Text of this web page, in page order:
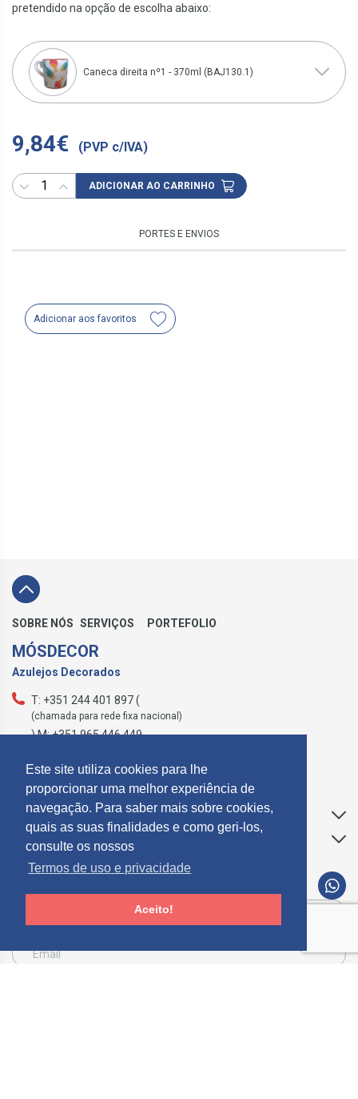
Este site utiliza cookies para lhe
proporcionar uma melhor experiência de
navegação. Para saber mais sobre cookies,
quais as suas finalidades e como geri-los,
consulte os nossos
Termos de uso e privacidade
Aceito!
pretendido na opção de escolha abaixo:
Caneca direita nº1 - 370ml (BAJ130.1)
9,84€ (PVP c/IVA)
ADICIONAR AO CARRINHO
PORTES E ENVIOS
Adicionar aos favoritos
SOBRE NÓS SERVIÇOS PORTEFOLIO
MÓSDECOR
Azulejos Decorados
T: +351 244 401 897 (
(chamada para rede fixa nacional)
) M: +351 965 446 449
Apoio ao Cliente
Informações
SUBCREVER NEWSLETTER